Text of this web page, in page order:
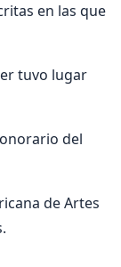
en las que
tuvo lugar
del
de Artes